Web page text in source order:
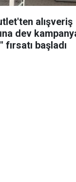
alışveriş
dev
fırsatı başladı